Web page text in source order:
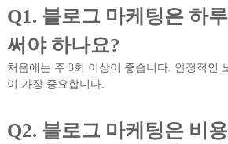
Q1. 블로그 마케팅은 하
써야 하나요?
처음에는 주 3회 이상이 좋습니다. 안정적인
이 가장 중요합니다.
Q2. 블로그 마케팅은 비